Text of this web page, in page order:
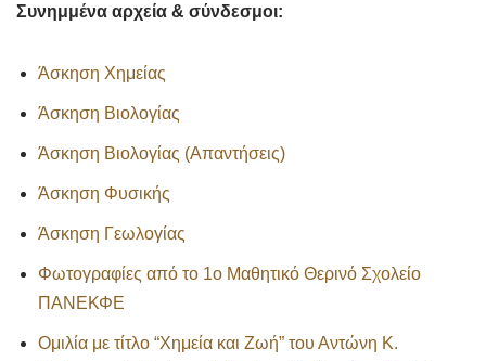
Συνημμένα αρχεία & σύνδεσμοι:
Άσκηση Χημείας
Άσκηση Βιολογίας
Άσκηση Βιολογίας (Απαντήσεις)
Άσκηση Φυσικής
Άσκηση Γεωλογίας
Φωτογραφίες από το 1ο Μαθητικό Θερινό Σχολείο
ΠΑΝΕΚΦΕ
Ομιλία με τίτλο “Χημεία και Ζωή” του Αντώνη Κ.